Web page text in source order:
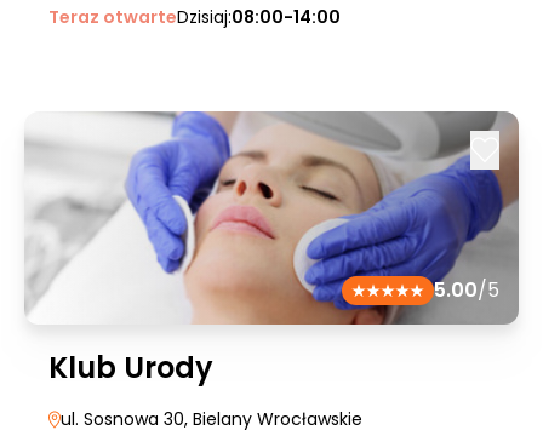
Teraz otwarteDzisiaj:08:00-14:00
5.00/5
Klub Urody
ul. Sosnowa 30, Bielany Wrocławskie